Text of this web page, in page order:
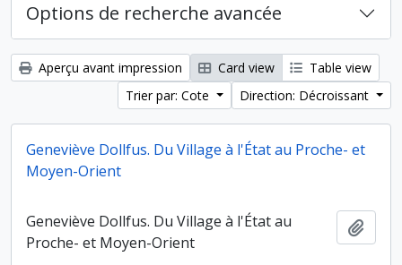
Options de recherche avancée
Aperçu avant impression Card view
Table view
Trier par: Cote
Direction: Décroissant
Geneviève Dollfus. Du Village à l'État au Proche- et
Moyen-Orient
Geneviève Dollfus. Du Village à l'État au
Proche- et Moyen-Orient